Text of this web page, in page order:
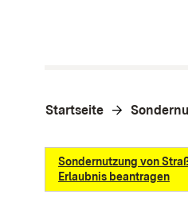
Startseite
Sondernutzung von
Erlaubnis beantragen